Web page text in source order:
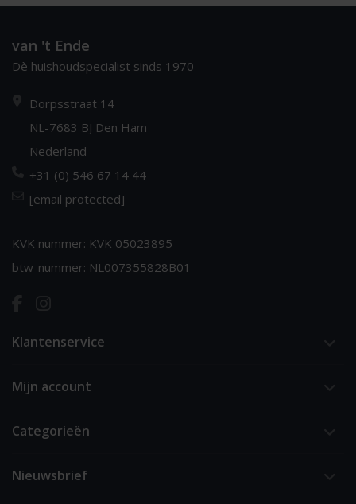
van 't Ende
Dè huishoudspecialist sinds 1970
Dorpsstraat 14
NL-7683 BJ Den Ham
Nederland
+31 (0) 546 67 14 44
[email protected]
KVK nummer: KVK 05023895
btw-nummer: NL007355828B01
Klantenservice
Mijn account
Categorieën
Nieuwsbrief